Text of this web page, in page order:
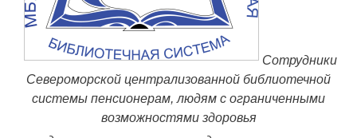
Сотрудники
Североморской централизованной библиотечной
системы пенсионерам, людям с ограниченными
возможностями здоровья